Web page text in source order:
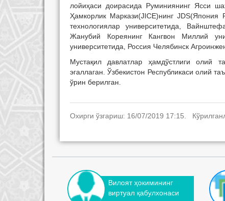
лойиҳаси доирасида Руминиянинг Ясси
Ҳамкорлик Маркази(JICE)нинг
технологиялар университетида,
Жанубий Кореянинг Кангвон Миллий
университетида, Россия Челябинск
Мустақил давлатлар ҳамдўстлиги олий
эгаллаган. Ўзбекистон Республикаси олий
ўрин берилган.
Охирги ўзгариш: 16/07/2019 17:15.
Вилоят ҳокимининг
виртуал қабулхонаси